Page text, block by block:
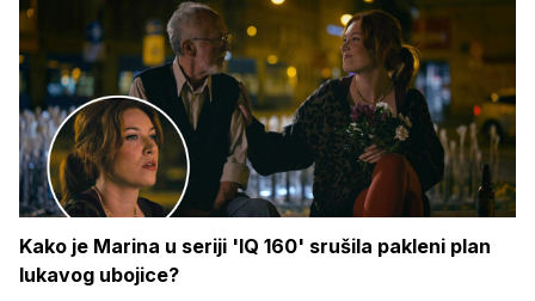
Kako je Marina u seriji 'IQ 160' srušila pakleni plan
lukavog ubojice?